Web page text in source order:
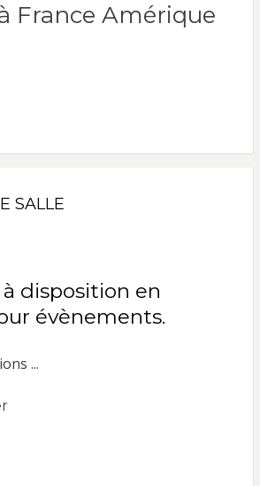
France Amérique
SALLE
disposition en
évènements.
...